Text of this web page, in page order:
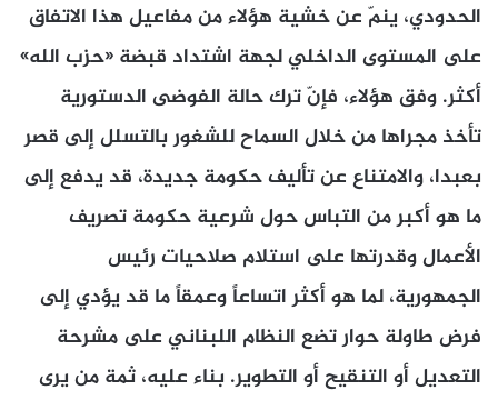
الحدودي، ينمّ عن خشية هؤلاء من مفاعيل هذا الاتفاق
على المستوى الداخلي لجهة اشتداد قبضة «حزب الله»
أكثر. وفق هؤلاء، فإنّ ترك حالة الفوضى الدستورية
تأخذ مجراها من خلال السماح للشغور بالتسلل إلى قصر
بعبدا، والامتناع عن تأليف حكومة جديدة، قد يدفع إلى
ما هو أكبر من التباس حول شرعية حكومة تصريف
الأعمال وقدرتها على استلام صلاحيات رئيس
الجمهورية، لما هو أكثر اتساعاً وعمقاً ما قد يؤدي إلى
فرض طاولة حوار تضع النظام اللبناني على مشرحة
التعديل أو التنقيح أو التطوير. بناء عليه، ثمة من يرى